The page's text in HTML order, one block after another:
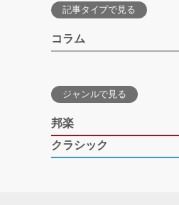
記事タイプで見る
コラム
ジャンルで見る
邦楽
クラシック